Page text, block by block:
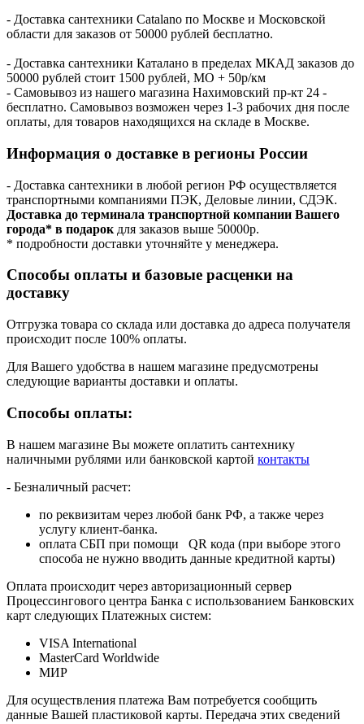
- Доставка сантехники Catalano по Москве и Московской
области для заказов от 50000 рублей бесплатно.
- Доставка сантехники Каталано в пределах МКАД заказов до
50000 рублей стоит 1500 рублей, МО + 50р/км
- Самовывоз из нашего магазина Нахимовский пр-кт 24 -
бесплатно. Самовывоз возможен через 1-3 рабочих дня после
оплаты, для товаров находящихся на складе в Москве.
Информация о доставке в регионы России
- Доставка сантехники в любой регион РФ осуществляется
транспортными компаниями ПЭК, Деловые линии, СДЭК.
Доставка до терминала транспортной компании Вашего
города* в подарок для заказов выше 50000р.
* подробности доставки уточняйте у менеджера.
Способы оплаты и базовые расценки на
доставку
Отгрузка товара со склада или доставка до адреса получателя
происходит после 100% оплаты.
Для Вашего удобства в нашем магазине предусмотрены
следующие варианты доставки и оплаты.
Способы оплаты:
В нашем магазине Вы можете оплатить сантехнику
наличными рублями или банковской картой контакты
- Безналичный расчет:
по реквизитам через любой банк РФ, а также через
услугу клиент-банка.
оплата СБП при помощи QR кода (при выборе этого
способа не нужно вводить данные кредитной карты)
Оплата происходит через авторизационный сервер
Процессингового центра Банка с использованием Банковских
карт следующих Платежных систем:
VISA International
MasterCard Worldwide
МИР
Для осуществления платежа Вам потребуется сообщить
данные Вашей пластиковой карты. Передача этих сведений